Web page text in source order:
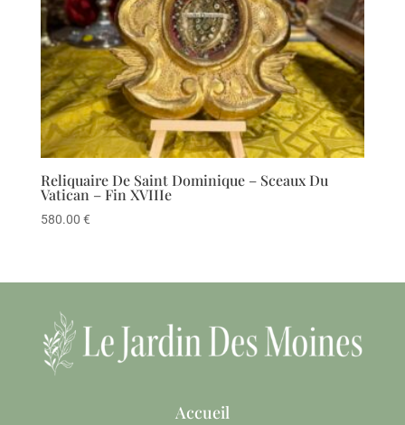
Reliquaire De Saint Dominique – Sceaux Du
Vatican – Fin XVIIIe
580.00 €
Accueil